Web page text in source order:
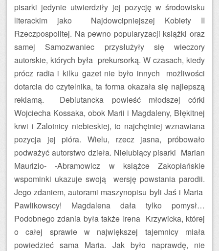
pisarki jedynie utwierdziły jej pozycję w środowisku
literackim jako Najdowcipniejszej Kobiety II
Rzeczpospolitej. Na pewno popularyzacji książki oraz
samej Samozwaniec przysłużyły się wieczory
autorskie, których była prekursorką. W czasach, kiedy
prócz radia i kilku gazet nie było innych możliwości
dotarcia do czytelnika, ta forma okazała się najlepszą
reklamą. Debiutancka powieść młodszej córki
Wojciecha Kossaka, obok Marii i Magdaleny, Błękitnej
krwi i Zalotnicy niebieskiej, to najchętniej wznawiana
pozycja jej pióra. Wielu, rzecz jasna, próbowało
podważyć autorstwo dzieła. Nielubiący pisarki Marian
Maurizio- -Abramowicz w książce Zakopiańskie
wspominki ukazuje swoją wersję powstania parodii.
Jego zdaniem, autorami maszynopisu byli Jaś i Maria
Pawlikowscy! Magdalena dała tylko pomysł…
Podobnego zdania była także Irena Krzywicka, której
o całej sprawie w największej tajemnicy miała
powiedzieć sama Maria. Jak było naprawdę, nie